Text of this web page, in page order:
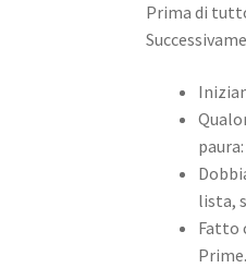
Prima di
lista,
Fatto
Prime.